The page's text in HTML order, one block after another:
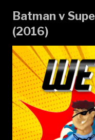
Batman v
(2016)